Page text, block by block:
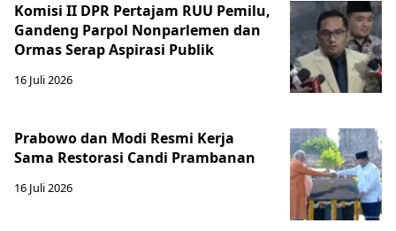
Komisi II DPR Pertajam RUU Pemilu,
Gandeng Parpol Nonparlemen dan
Ormas Serap Aspirasi Publik
16 Juli 2026
Prabowo dan Modi Resmi Kerja
Sama Restorasi Candi Prambanan
16 Juli 2026